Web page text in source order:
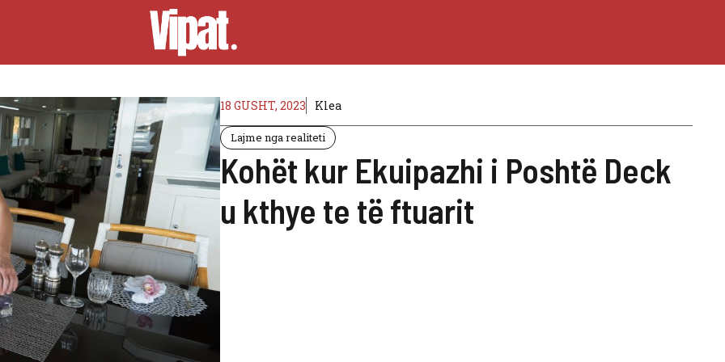
18 GUSHT, 2023 Klea
Lajme nga realiteti
Kohët kur Ekuipazhi i Poshtë Deck
u kthye te të ftuarit